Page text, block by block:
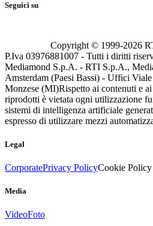
Seguici su
Copyright © 1999-2026
P.Iva 03976881007 - Tutti i diritti
Mediamond S.p.A. - RTI S.p.A.,
Amsterdam (Paesi Bassi) - Uffici
Monzese (MI)Rispetto ai contenuti e
riprodotti è vietata ogni utilizzazione
sistemi di intelligenza artificiale
espresso di utilizzare mezzi
Legal
CorporatePrivacy PolicyCookie Policy
Media
VideoFoto